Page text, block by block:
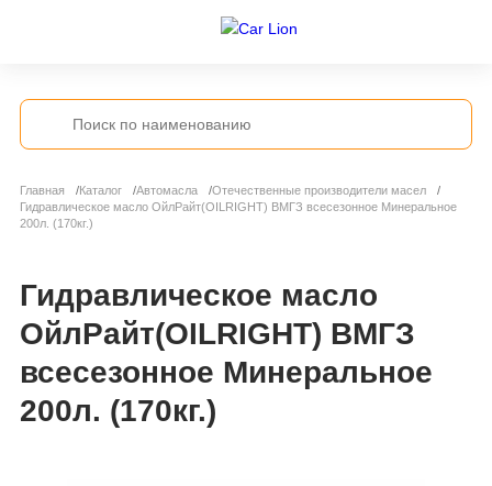
Главная Каталог Автомасла
Отечественные производители масел
Гидравлическое масло ОйлРайт(OILRIGHT) ВМГЗ всесезонное Минеральное
200л. (170кг.)
Гидравлическое масло
ОйлРайт(OILRIGHT) ВМГЗ
всесезонное Минеральное
200л. (170кг.)